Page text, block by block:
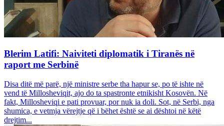
Blerim Latifi: Naiviteti diplomatik i Tiranës në
raport me Serbinë
Disa ditë më parë, një ministre serbe tha hapur se, po të ishte në
vend të Millosheviqit, ajo do ta spastronte etnikisht Kosovën. Në
fakt, Millosheviqi e pati provuar, por nuk ia doli. Sot, në Serbi, nga
shumica, e vetmja vërejtje që i bëhet është se ai dështoi në këtë
drejtim...